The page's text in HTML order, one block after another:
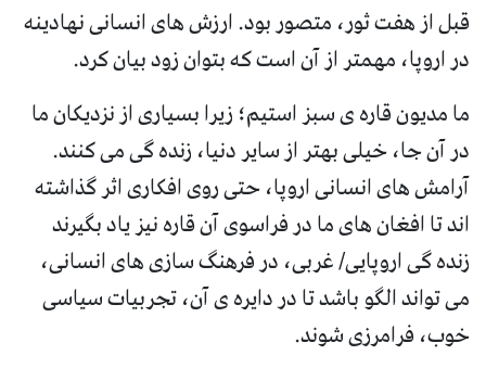
قبل از هفت ثور، متصور بود. ارزش های انسانی نهادینه
در اروپا، مهمتر از آن است که بتوان زود بیان کرد.
ما مدیون قاره ی سبز استیم؛ زیرا بسیاری از نزدیکان ما
در آن جا، خیلی بهتر از سایر دنیا، زنده گی می کنند.
آرامش های انسانی اروپا، حتی روی افکاری اثر گذاشته
اند تا افغان های ما در فراسوی آن قاره نیز یاد بگیرند
زنده گی اروپایی/ غربی، در فرهنگ سازی های انسانی،
می تواند الگو باشد تا در دایره ی آن، تجربیات سیاسی
خوب، فرامرزی شوند.